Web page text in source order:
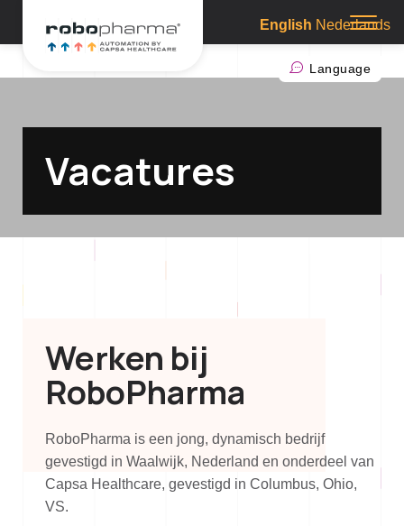
content
Menu
Language
Vacatures
Werken bij
RoboPharma
RoboPharma is een jong, dynamisch bedrijf
gevestigd in Waalwijk, Nederland en onderdeel van
Capsa Healthcare, gevestigd in Columbus, Ohio,
VS.
English Nederlands